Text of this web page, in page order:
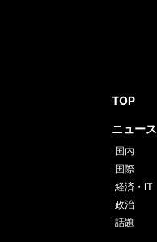
TOP
ニュース
国内
国際
経済・IT
政治
話題